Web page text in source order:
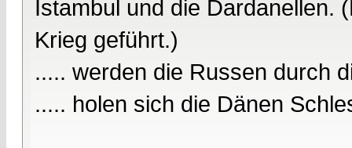
Istambul und die Dardanellen.
Krieg geführt.)
..... werden die Russen durch
..... holen sich die Dänen